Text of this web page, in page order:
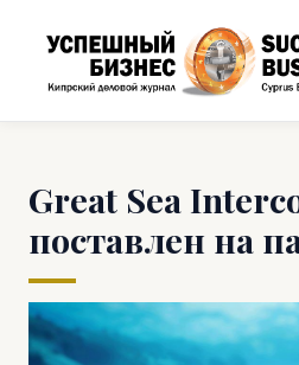
Great Sea
поставлен на